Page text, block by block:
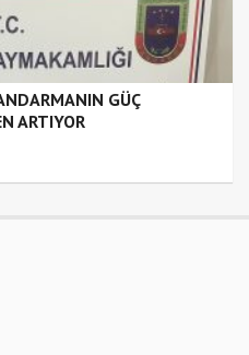
GÜÇ
ARTIYOR